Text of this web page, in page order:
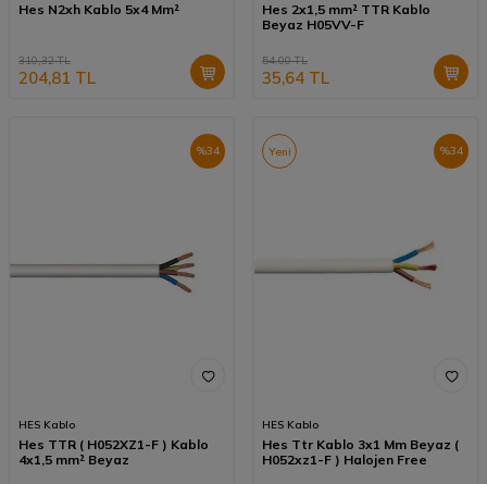
Hes N2xh Kablo 5x4 Mm²
310,32TL
204,81 TL
Hes 2x1,5 mm² TTR Kablo
Beyaz H05VV-F
54,00TL
35,64 TL
%34
HES Kablo
Hes TTR ( H052XZ1-F ) Kablo
4x1,5 mm² Beyaz
%34
Yeni
HES Kablo
Hes Ttr Kablo 3x1 Mm Beyaz (
H052xz1-F ) Halojen Free